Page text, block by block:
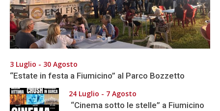
3 Luglio - 30 Agosto
“Estate in festa a Fiumicino” al Parco Bozzetto
24 Luglio - 7 Agosto
“Cinema sotto le stelle” a Fiumicino